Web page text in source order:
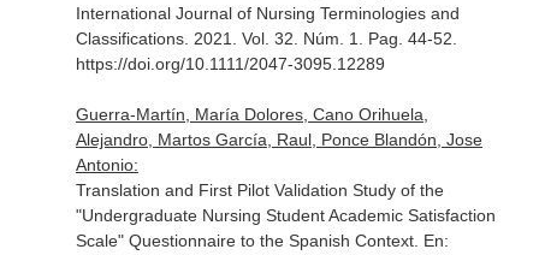
International Journal of Nursing Terminologies and
Classifications. 2021. Vol. 32. Núm. 1. Pag. 44-52.
https://doi.org/10.1111/2047-3095.12289
Guerra-Martín, María Dolores, Cano Orihuela,
Alejandro, Martos García, Raul, Ponce Blandón, Jose
Antonio:
Translation and First Pilot Validation Study of the
"Undergraduate Nursing Student Academic Satisfaction
Scale" Questionnaire to the Spanish Context. En: